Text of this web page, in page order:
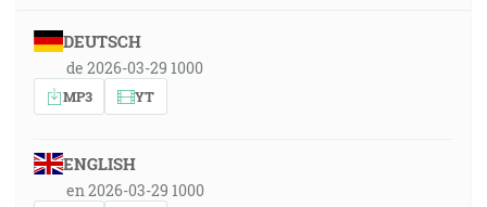
DEUTSCH
de 2026-03-29 1000
MP3 YT
ENGLISH
en 2026-03-29 1000